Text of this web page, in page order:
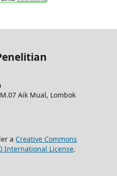
Aik Mual, Lombok
a Creative Commons
International License.